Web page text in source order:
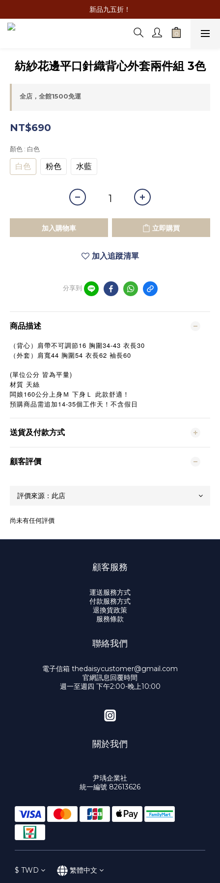
新品九五折！
紡紗花邊平口針織背心外套兩件組 3色
全店，全館1500免運
NT$690
顏色 : 白色
白色 粉色 水藍
加入購物車 立即購買
加入追蹤清單
分享到
商品描述
（背心）肩帶不可調節16 胸圍34-43 衣長30
（外套）肩寬44 胸 圍 54 衣長62 袖長60
(單位公分 皆為平量)
材質 天絲
闆娘 160公分上身Ｍ 下身Ｌ 此款舒適！
預購商品需追加14-35個工作天！不含假日
送貨及付款方式
顧客評價
尚未有任何評價
顧客服務
運送服務方式
付款服務方式
退換貨政策
服務條款
聯絡我們
電子信箱 thedaisycustomer@gmail.com
官網訊息回覆時間
週一至週四 下午2:00-晚上10:00
關於我們
尹瑀企業社
統一編號 82613626
$ TWD 繁體中文